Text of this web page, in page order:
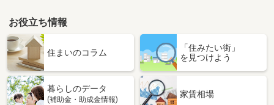
お役立ち情報
住まいのコラム
「住みたい街」
を見つけよう
暮らしのデータ
(補助金・助成金情報)
家賃相場